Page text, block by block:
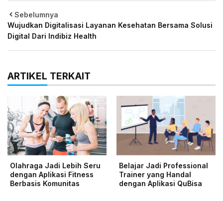
Sebelumnya
Wujudkan Digitalisasi Layanan Kesehatan Bersama Solusi
Digital Dari Indibiz Health
ARTIKEL TERKAIT
Olahraga Jadi Lebih Seru
dengan Aplikasi Fitness
Berbasis Komunitas
Belajar Jadi Professional
Trainer yang Handal
dengan Aplikasi QuBisa